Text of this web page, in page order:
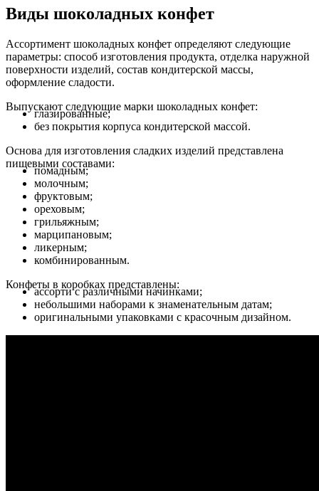
Виды шоколадных конфет
Ассортимент шоколадных конфет определяют следующие
параметры: способ изготовления продукта, отделка наружной
поверхности изделий, состав кондитерской массы,
оформление сладости.
Выпускают следующие марки шоколадных конфет:
глазированные;
без покрытия корпуса кондитерской массой.
Основа для изготовления сладких изделий представлена
пищевыми составами:
помадным;
молочным;
фруктовым;
ореховым;
грильяжным;
марципановым;
ликерным;
комбинированным.
Конфеты в коробках представлены:
ассорти с различными начинками;
небольшими наборами к знаменательным датам;
оригинальными упаковками с красочным дизайном.